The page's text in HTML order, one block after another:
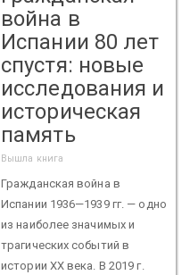
война в
Испании 80 лет
спустя: новые
исследования и
историческая
память
Вышла книга
Гражданская война в
Испании 1936—1939 гг. — одно
из наиболее значимых и
трагических событий в
истории ХХ века. В 2019 г.